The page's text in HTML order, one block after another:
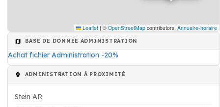
Leaflet | © OpenStreetMap contributors, Annuaire-horaire
BASE DE DONNÉE ADMINISTRATION
Achat fichier Administration -20%
ADMINISTRATION À PROXIMITÉ
Stein AR